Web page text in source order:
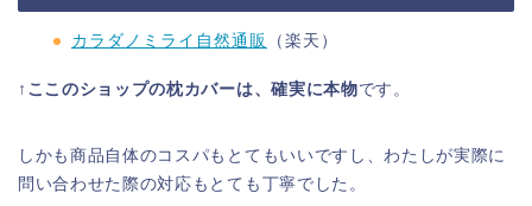
カラダノミライ自然通販 （楽天）
↑ ここのショップの枕カバーは、確実に本物です。
しかも商品自体のコスパもとてもいいですし、わたしが実際に
問い合わせた際の対応もとても丁寧でした。